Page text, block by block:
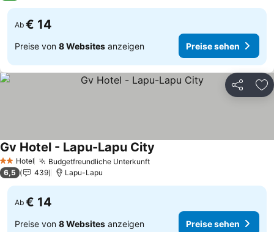
Ab € 14
Preise von 8 Websites anzeigen Preise sehen
Teilen
2 Sterne
Hotel Budgetfreundliche UnterkunftPreise sehen
Gv Hotel - Lapu-Lapu City
6,5 439 Lapu-Lapu
Ab € 14
Preise von 8 Websites anzeigen Preise sehen